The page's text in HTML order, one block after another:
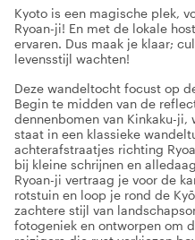
Kyoto is een magische plek,
Ryoan-ji! En met de lokale
ervaren. Dus maak je klaar;
levensstijl wachten!
Deze wandeltocht focust op
Begin te midden van de
dennenbomen van Kinkaku-
staat in een klassieke
achterafstraatjes richting
bij kleine schrijnen en
Ryoan-ji vertraag je voor de
rotstuin en loop je rond de
zachtere stijl van
fotogeniek en ontworpen om